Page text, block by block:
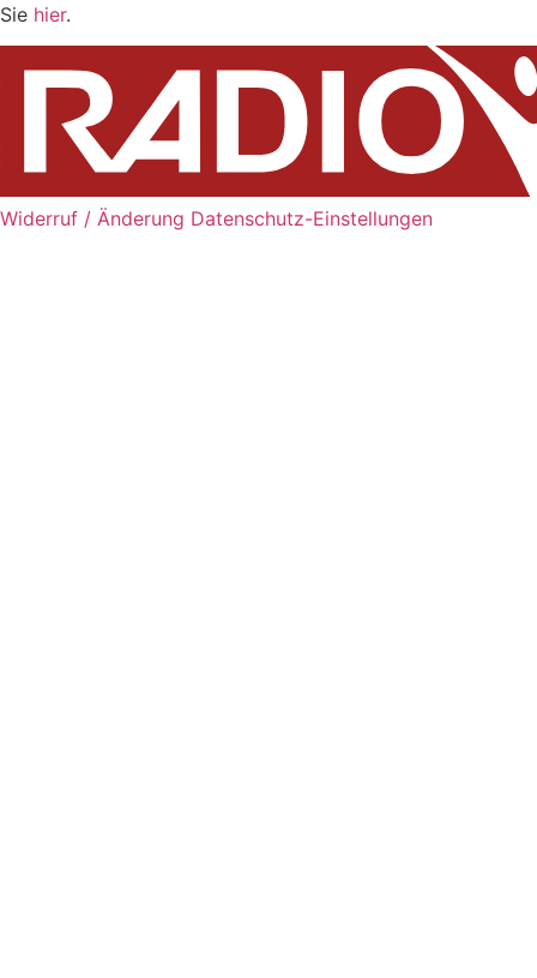
Sie hier.
Widerruf / Änderung Datenschutz-Einstellungen